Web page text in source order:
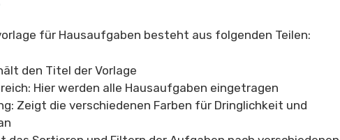
für Hausaufgaben besteht aus folgenden Teilen:
den Titel der Vorlage
Hier werden alle Hausaufgaben eingetragen
Zeigt die verschiedenen Farben für Dringlichkeit und